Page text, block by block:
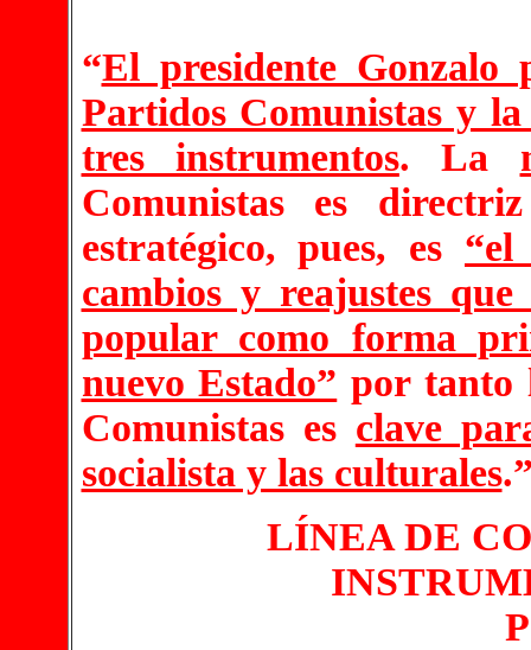
“El presidente Gonzalo
Partidos Comunistas y
tres instrumentos. La
Comunistas es
estratégico, pues, es “el
cambios y reajustes
popular como forma
nuevo Estado” por tanto
Comunistas es clave
socialista y las culturales
LÍNEA DE